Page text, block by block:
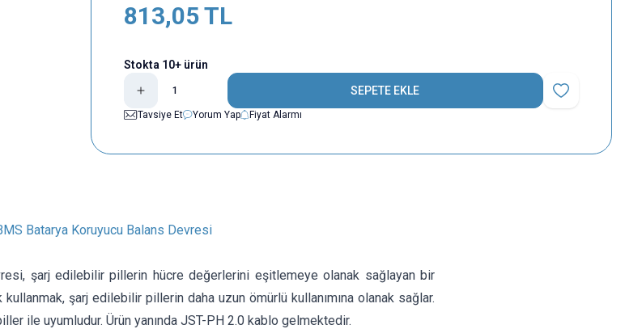
813,05TL
Stokta 10+ ürün
SEPETE EKLE
Favoriye Ekle
Tavsiye Et
Yorum Yap Fiyat Alarmı
Batarya Koruyucu Balans Devresi
şarj edilebilir pillerin hücre değerlerini eşitlemeye olanak sağlayan bir
şarj edilebilir pillerin daha uzun ömürlü kullanımına olanak sağlar.
ile uyumludur. Ürün yanında JST-PH 2.0 kablo gelmektedir.